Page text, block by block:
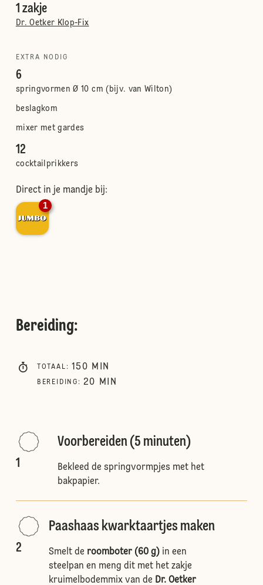
1 zakje
Dr. Oetker Klop-Fix
EXTRA NODIG
6
springvormen Ø 10 cm (bijv. van Wilton)
beslagkom
mixer met gardes
12
cocktailprikkers
Direct in je mandje bij:
1
Bereiding:
TOTAAL : 150 MIN
BEREIDING : 20 MIN
1
Voorbereiden (5 minuten)
Bekleed de springvormpjes met het
bakpapier.
2
Paashaas kwarktaartjes maken
Smelt de roomboter (60 g)in een
steelpan en meng dit met het zakje
kruimelbodemmix van de Dr. Oetker